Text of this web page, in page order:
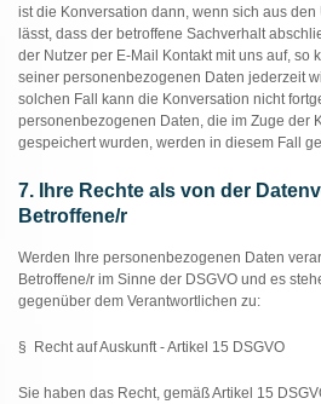
ist die Konversation dann, wenn sich aus
lässt, dass der betroffene Sachverhalt
der Nutzer per E-Mail Kontakt mit uns auf, so
seiner personenbezogenen Daten jederzeit
solchen Fall kann die Konversation nicht
personenbezogenen Daten, die im Zuge der
gespeichert wurden, werden in diesem Fall
7. Ihre Rechte als von der
Betroffene/r
Werden Ihre personenbezogenen Daten
Betroffene/r im Sinne der DSGVO und es
gegenüber dem Verantwortlichen zu:
§ Recht auf Auskunft - Artikel 15 DSGVO
Sie haben das Recht, gemäß Artikel 15